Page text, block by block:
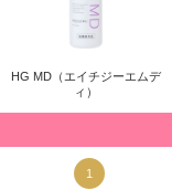
HG MD（エイチジーエムデ
ィ）
1